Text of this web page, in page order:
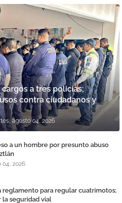
a tres policías;
contra ciudadanos y
agosto 04, 2026
a un hombre por presunto abuso
04, 2026
reglamento para regular cuatrimotos;
la seguridad vial